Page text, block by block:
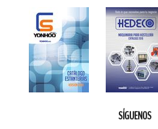
SÍGUENOS